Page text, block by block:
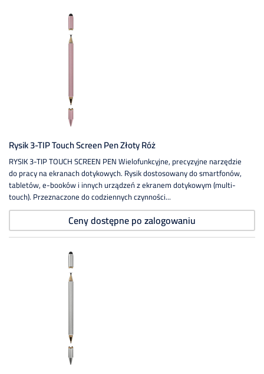
Rysik 3-TIP Touch Screen Pen Złoty Róż
RYSIK 3-TIP TOUCH SCREEN PEN Wielofunkcyjne, precyzyjne narzędzie
do pracy na ekranach dotykowych. Rysik dostosowany do smartfonów,
tabletów, e-booków i innych urządzeń z ekranem dotykowym (multi-
touch). Przeznaczone do codziennych czynności...
Ceny dostępne po zalogowaniu